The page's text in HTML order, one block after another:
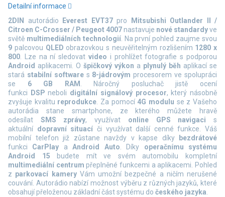
Měrná
cena:
2DIN autorádio Everest EVT37pro
Mitsubishi Outlander II /
Citroen C-Crosser / Peugeot 4007nastavuje nové standardyve
světě multimediálních technologií. Na první pohled zaujme svou
9 palcovou QLED obrazovkou s neuvěřitelným rozlišením 1280 x
800. Lze na ní sledovat video i prohlížet fotografie s podporou
Android aplikacemi. O špičkový výkon a plynulý běh aplikací se
stará stabilní softwares 8-jádrovým procesorem ve spolupráci
se 6 GB RAM . Náročný posluchač jistě ocení
funkci
DSP neboli digitální signálový procesor, který násobně
zvyšuje kvalitu reprodukce. Za pomocí 4G modulu se z Vašeho
autorádia stane smartphone, ze kterého můžete hravě
odesílat SMS zprávy, využívat online GPS navigaci s
aktuální dopravní situací či využívat další cenné funkce. Váš
mobilní telefon již zůstane navždy v kapse díky
bezdrátové
funkci CarPlay a Android Auto. Díky operačnímu systému
Android 15 budete mít ve svém automobilu kompletní
multimediální centrum přeplněné funkcemi a aplikacemi. Pohled
z parkovací kameryVám umožní bezpečné a ničím nerušené
couvání. Autorádio nabízí možnost výběru z různých jazyků, které
obsahují přeloženou základní část systému do českého jazyka.
Detailní informace